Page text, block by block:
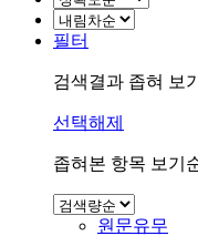
필터
검색결과 좁혀 보기
선택해제
좁혀본 항목 보기
원문유무